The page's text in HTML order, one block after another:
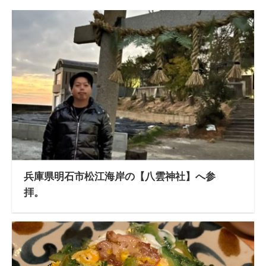
兵庫県明石市松江海岸の【八雲神社】へ参
拝。